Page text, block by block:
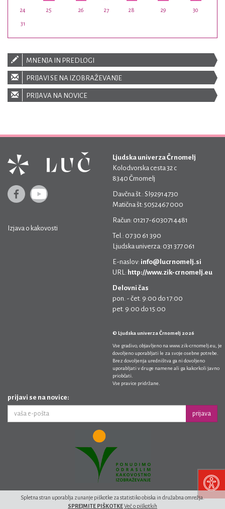
24 25 26 27 28 29 30
31
MNENJA IN PREDLOGI
PRIJAVI SE NA IZOBRAŽEVANJE
PRIJAVA NA NOVICE
Izjava o kakovosti
Ljudska univerza Črnomelj
Kolodvorska cesta 32 c
8340 Črnomelj
Davčna št.: SI92914730
Matična št: 5052467 000
Račun: 01217-6030714481
Tel.: 07 30 61 390
Ljudska univerza: 031 377 061
E-naslov: info@lucrnomelj.si
URL: http://www.zik-crnomelj.eu
Delovni čas
pon. - čet. 9:00 do 17:00
pet. 9:00 do 15:00
© Ljudska univerza Črnomelj 2026
Vse gradivo, objavljeno na www.zik-crnomelj.eu , je
dovoljeno uporabljati le za svoje osebne potrebe.
Brez dovoljenja uredništva ga ni dovoljeno
uporabljati v druge namene ali ga kakorkoli javno
priobčati.
Vse pravice pridržane.
prijavi se na novice:
prijava
Spletna stran uporablja zunanje piškotke za statistiko obiska in družabna omrežja.
SPREJMITE PIŠKOTKEVeč o piškotkih